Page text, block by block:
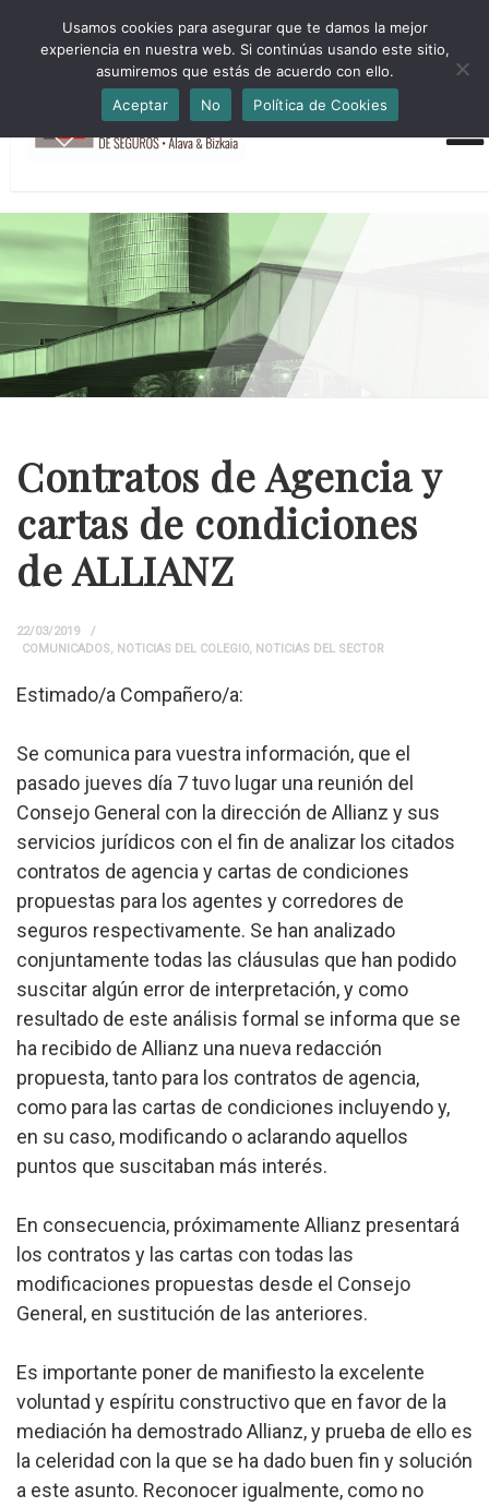
HORARIO INVIERNO Lun-Jue 09:00-16:30 Vier 9:00-14:00
administracion@cmsab.eus 94.442.43.43 Móvil y Whatsapp
688.889.170
Contratos de Agencia y
cartas de condiciones
de ALLIANZ
22/03/2019
COMUNICADOS, NOTICIAS DEL COLEGIO, NOTICIAS DEL SECTOR
Estimado/a Compañero/a:
Se comunica para vuestra información, que el
pasado jueves día 7 tuvo lugar una reunión del
Consejo General con la dirección de Allianz y sus
servicios jurídicos con el fin de analizar los citados
contratos de agencia y cartas de condiciones
propuestas para los agentes y corredores de
seguros respectivamente. Se han analizado
conjuntamente todas las cláusulas que han podido
suscitar algún error de interpretación, y como
resultado de este análisis formal se informa que se
ha recibido de Allianz una nueva redacción
propuesta, tanto para los contratos de agencia,
como para las cartas de condiciones incluyendo y,
en su caso, modificando o aclarando aquellos
puntos que suscitaban más interés.
En consecuencia, próximamente Allianz presentará
los contratos y las cartas con todas las
modificaciones propuestas desde el Consejo
General, en sustitución de las anteriores.
Es importante poner de manifiesto la excelente
voluntad y espíritu constructivo que en favor de la
mediación ha demostrado Allianz, y prueba de ello es
la celeridad con la que se ha dado buen fin y solución
a este asunto. Reconocer igualmente, como no
Usamos cookies para asegurar que te damos la mejor
experiencia en nuestra web. Si continúas usando este sitio,
asumiremos que estás de acuerdo con ello.
Aceptar
No Política de Cookies